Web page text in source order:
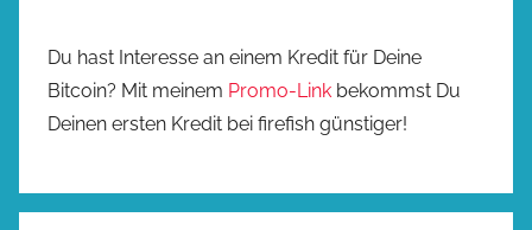
Du hast Interesse an einem Kredit für Deine
Bitcoin? Mit meinem Promo-Link bekommst Du
Deinen ersten Kredit bei firefish günstiger!